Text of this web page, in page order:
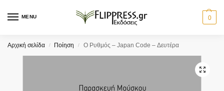
MENU 0
Αρχική σελίδα / Ποίηση / Ο Ρυθμός – Japan Code – Δευτέρα